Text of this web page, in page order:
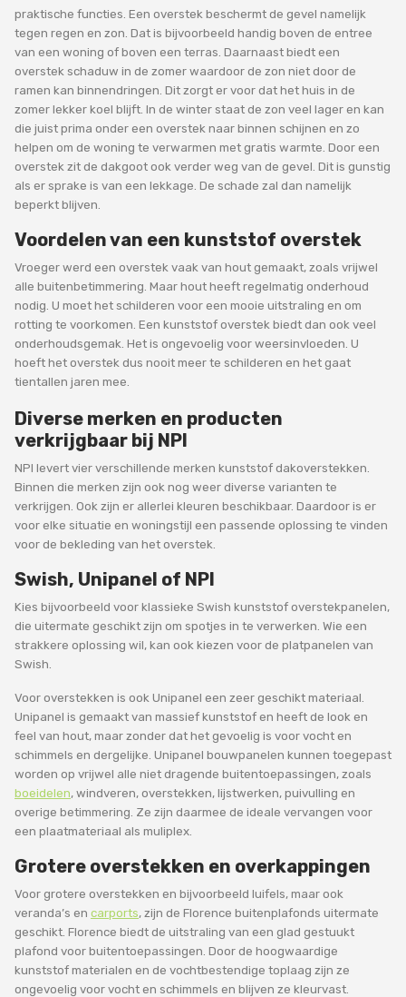
praktische functies. Een overstek beschermt de gevel namelijk
tegen regen en zon. Dat is bijvoorbeeld handig boven de entree
van een woning of boven een terras. Daarnaast biedt een
overstek schaduw in de zomer waardoor de zon niet door de
ramen kan binnendringen. Dit zorgt er voor dat het huis in de
zomer lekker koel blijft. In de winter staat de zon veel lager en kan
die juist prima onder een overstek naar binnen schijnen en zo
helpen om de woning te verwarmen met gratis warmte. Door een
overstek zit de dakgoot ook verder weg van de gevel. Dit is gunstig
als er sprake is van een lekkage. De schade zal dan namelijk
beperkt blijven.
Voordelen van een kunststof overstek
Vroeger werd een overstek vaak van hout gemaakt, zoals vrijwel
alle buitenbetimmering. Maar hout heeft regelmatig onderhoud
nodig. U moet het schilderen voor een mooie uitstraling en om
rotting te voorkomen. Een kunststof overstek biedt dan ook veel
onderhoudsgemak. Het is ongevoelig voor weersinvloeden. U
hoeft het overstek dus nooit meer te schilderen en het gaat
tientallen jaren mee.
Diverse merken en producten
verkrijgbaar bij NPI
NPI levert vier verschillende merken kunststof dakoverstekken.
Binnen die merken zijn ook nog weer diverse varianten te
verkrijgen. Ook zijn er allerlei kleuren beschikbaar. Daardoor is er
voor elke situatie en woningstijl een passende oplossing te vinden
voor de bekleding van het overstek.
Swish, Unipanel of NPI
Kies bijvoorbeeld voor klassieke Swish kunststof overstekpanelen,
die uitermate geschikt zijn om spotjes in te verwerken. Wie een
strakkere oplossing wil, kan ook kiezen voor de platpanelen van
Swish.
Voor overstekken is ook Unipanel een zeer geschikt materiaal.
Unipanel is gemaakt van massief kunststof en heeft de look en
feel van hout, maar zonder dat het gevoelig is voor vocht en
schimmels en dergelijke. Unipanel bouwpanelen kunnen toegepast
worden op vrijwel alle niet dragende buitentoepassingen, zoals
boeidelen, windveren, overstekken, lijstwerken, puivulling en
overige betimmering. Ze zijn daarmee de ideale vervangen voor
een plaatmateriaal als muliplex.
Grotere overstekken en overkappingen
Voor grotere overstekken en bijvoorbeeld luifels, maar ook
veranda’s en carports, zijn de Florence buitenplafonds uitermate
geschikt. Florence biedt de uitstraling van een glad gestuukt
plafond voor buitentoepassingen. Door de hoogwaardige
kunststof materialen en de vochtbestendige toplaag zijn ze
ongevoelig voor vocht en schimmels en blijven ze kleurvast.